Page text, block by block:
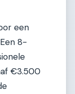
een
8-
€3.500